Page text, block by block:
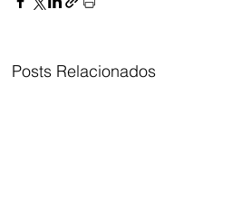
Posts Relacionados